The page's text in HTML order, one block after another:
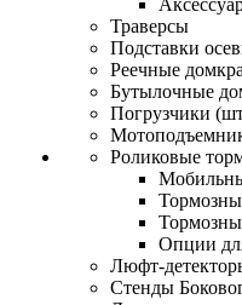
Траверсы
Подставки
Реечные
Бутылочные
Погрузчики
Роликовые
Опции
Люфт-
Стенды